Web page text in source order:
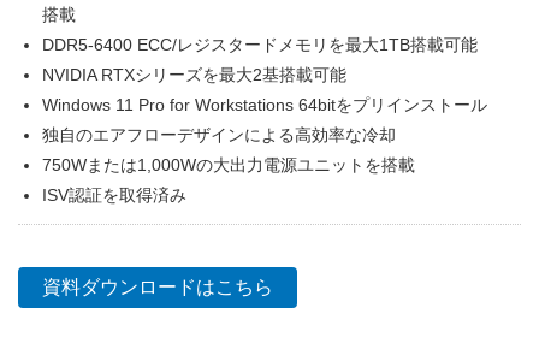
搭載
DDR5-6400 ECC/レジスタードメモリを最大1TB搭載可能
NVIDIA RTXシリーズを最大2基搭載可能
Windows 11 Pro for Workstations 64bitをプリインストール
独自のエアフローデザインによる高効率な冷却
750Wまたは1,000Wの大出力電源ユニットを搭載
ISV認証を取得済み
資料ダウンロードはこちら